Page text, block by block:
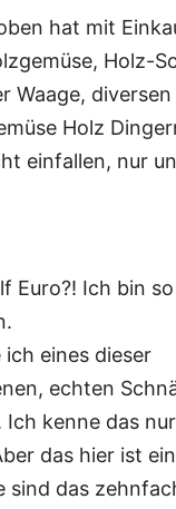
hat mit
Holz-
Waage,
Holz
einfallen, nur
Euro?! Ich bin
eines dieser
echten
Ich kenne das
das hier ist
sind das